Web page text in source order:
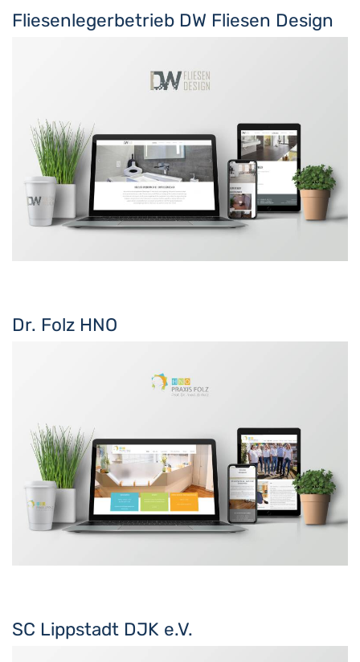
Fliesenlegerbetrieb DW Fliesen Design
Dr. Folz HNO
SC Lippstadt DJK e.V.